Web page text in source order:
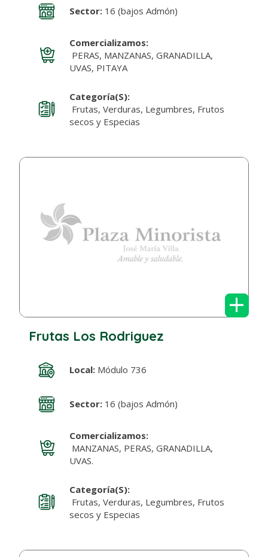
Sector:16 (bajos Admón)
Comercializamos:
PERAS, MANZANAS, GRANADILLA,
UVAS, PITAYA
Categoría(s):
Frutas, Verduras, Legumbres, Frutos
secos y Especias
+
Frutas Los Rodriguez
Local:Módulo 736
Sector:16 (bajos Admón)
Comercializamos:
MANZANAS, PERAS, GRANADILLA,
UVAS.
Categoría(s):
Frutas, Verduras, Legumbres, Frutos
secos y Especias